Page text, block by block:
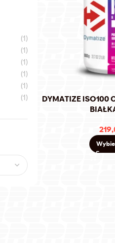
(1)
(1)
(1)
(1)
(1)
(1)
DYMATIZE ISO100